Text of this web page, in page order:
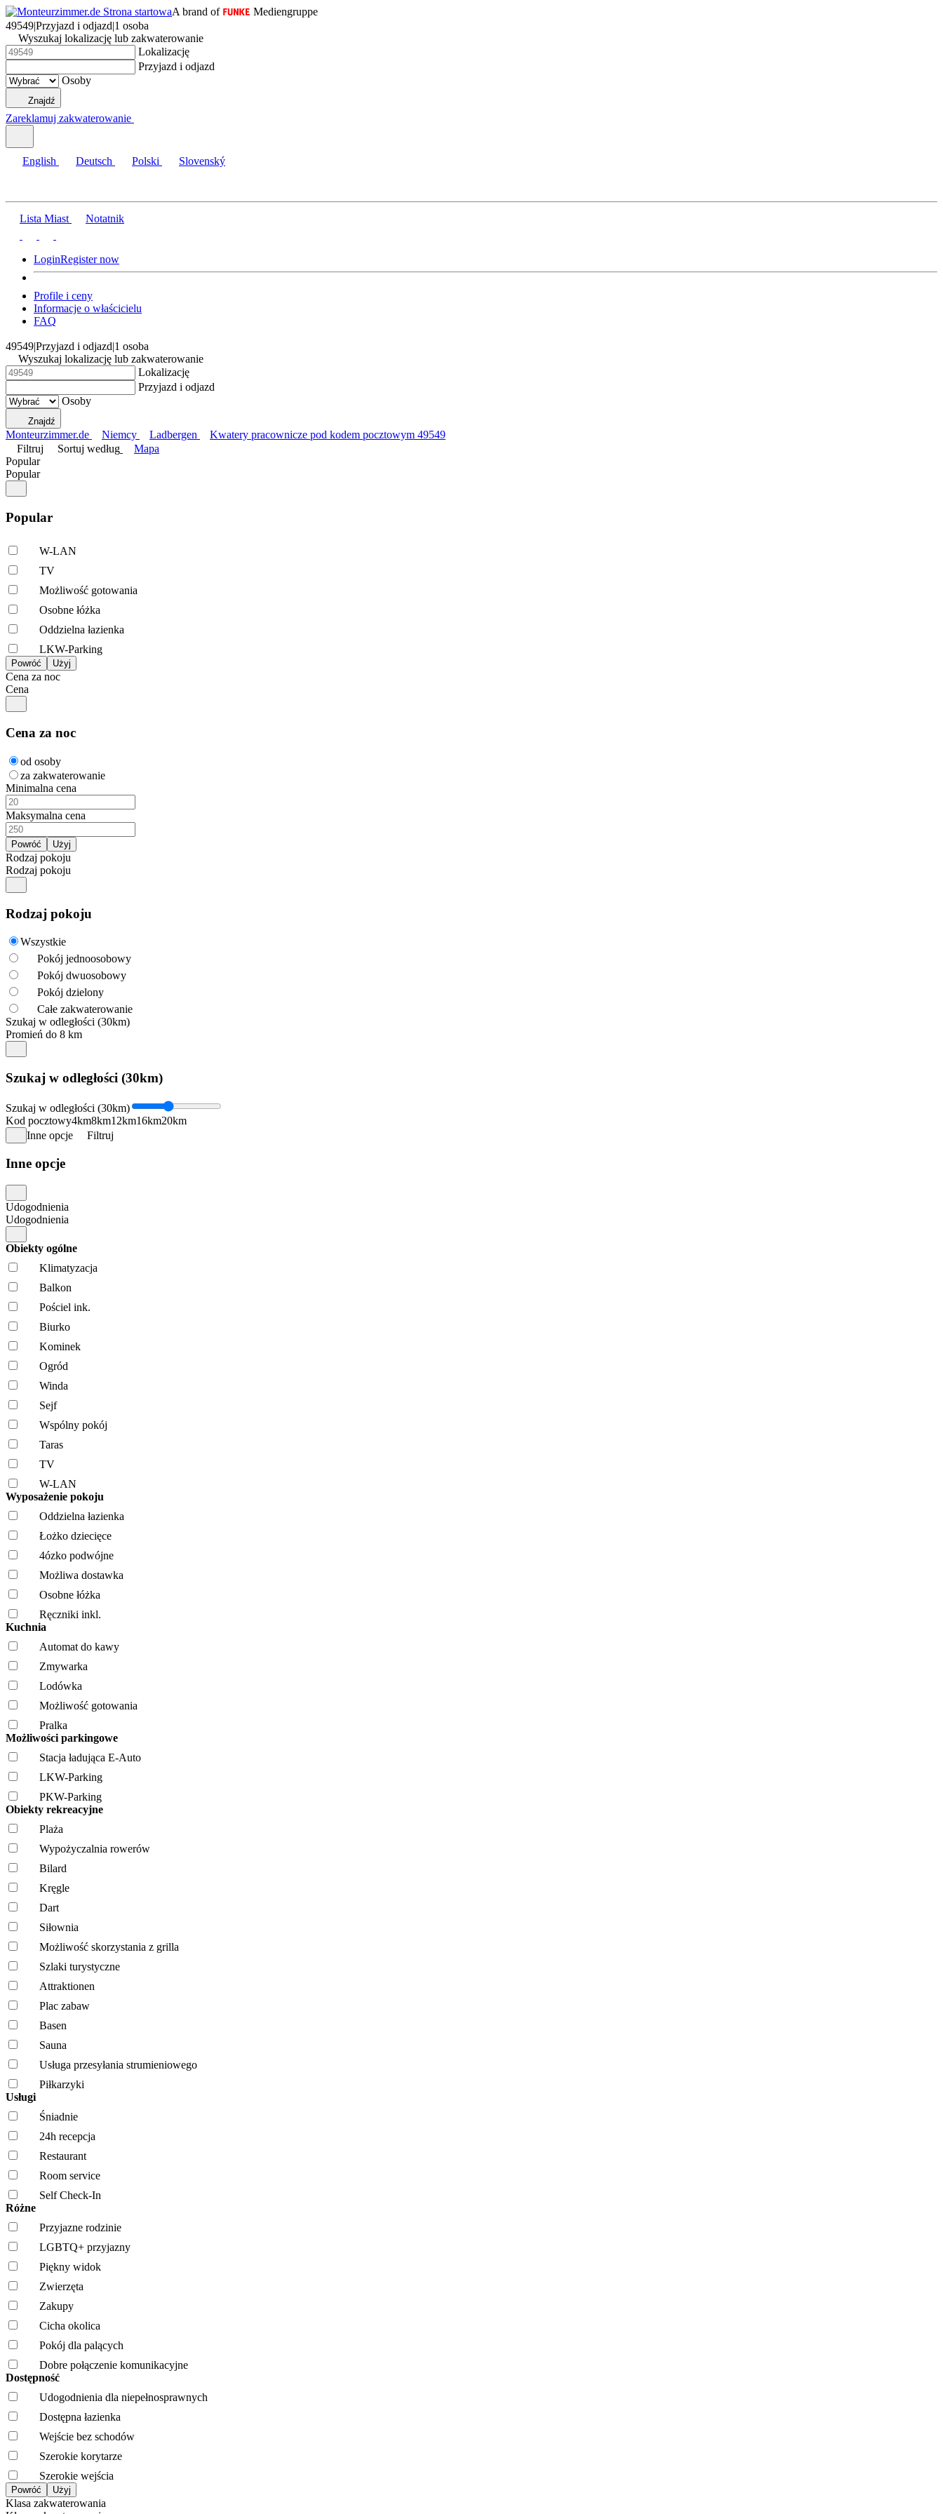
A brand of
Mediengruppe
49549|Przyjazd i odjazd|1 osoba
Wyszukaj lokalizację lub zakwaterowanie
Lokalizację
Przyjazd i odjazd
Osoby
Znajdź
Zareklamuj zakwaterowanie
English Deutsch Polski Slovenský
Lista Miast Notatnik
LoginRegister now
Profile i ceny
Informacje o właścicielu
FAQ
49549|Przyjazd i odjazd|1 osoba
Wyszukaj lokalizację lub zakwaterowanie
Lokalizację
Przyjazd i odjazd
Osoby
Znajdź
Monteurzimmer.de Niemcy Ladbergen
Kwatery pracownicze pod kodem pocztowym 49549
Filtruj
Sortuj według
Mapa
Popular
Popular
Popular
W-LAN
TV
Możliwość gotowania
Osobne łóżka
Oddzielna łazienka
LKW-Parking
Cena za noc
Cena
Cena za noc
od osoby
za zakwaterowanie
Minimalna cena
Maksymalna cena
Rodzaj pokoju
Rodzaj pokoju
Rodzaj pokoju
Wszystkie
Pokój jednoosobowy
Pokój dwuosobowy
Pokój dzielony
Całe zakwaterowanie
Szukaj w odległości (30km)
Promień do 8 km
Szukaj w odległości (30km)
Szukaj w odległości (30km)
Kod pocztowy4km8km12km16km20km
Inne opcje
Filtruj
Inne opcje
Udogodnienia
Udogodnienia
Obiekty ogólne
Klimatyzacja
Balkon
Pościel ink.
Biurko
Kominek
Ogród
Winda
Sejf
Wspólny pokój
Taras
TV
W-LAN
Wyposażenie pokoju
Oddzielna łazienka
Łożko dziecięce
4ózko podwójne
Możliwa dostawka
Osobne łóżka
Ręczniki inkl.
Kuchnia
Automat do kawy
Zmywarka
Lodówka
Możliwość gotowania
Pralka
Możliwości parkingowe
Stacja ładująca E-Auto
LKW-Parking
PKW-Parking
Obiekty rekreacyjne
Plaża
Wypożyczalnia rowerów
Bilard
Kręgle
Dart
Siłownia
Możliwość skorzystania z grilla
Szlaki turystyczne
Attraktionen
Plac zabaw
Basen
Sauna
Usługa przesyłania strumieniowego
Piłkarzyki
Usługi
Śniadnie
24h recepcja
Restaurant
Room service
Self Check-In
Różne
Przyjazne rodzinie
LGBTQ+ przyjazny
Piękny widok
Zwierzęta
Zakupy
Cicha okolica
Pokój dla palących
Dobre połączenie komunikacyjne
Dostępność
Udogodnienia dla niepełnosprawnych
Dostępna łazienka
Wejście bez schodów
Szerokie korytarze
Szerokie wejścia
Klasa zakwaterowania